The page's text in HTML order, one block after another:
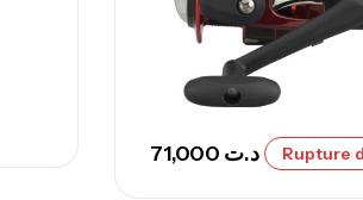
–
د.ت Rupture